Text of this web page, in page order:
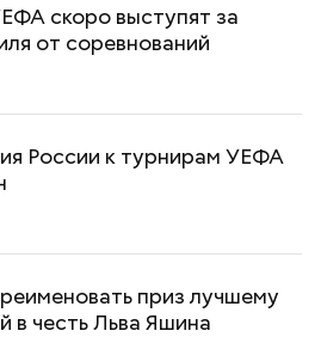
скоро выступят за
от соревнований
России к турнирам УЕФА
приз лучшему
в честь Льва Яшина